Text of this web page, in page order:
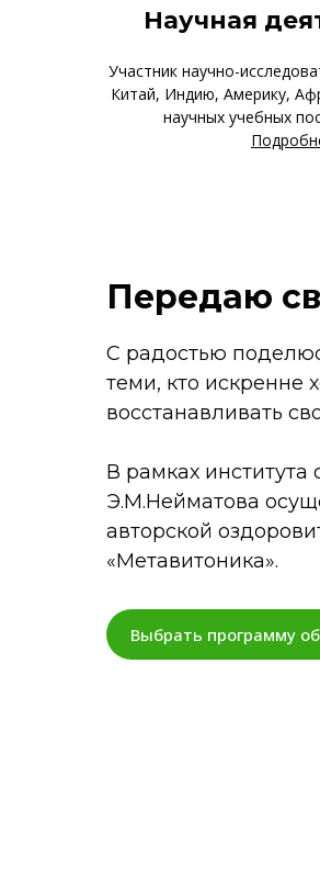
Научная
Участник научно-
Китай, Индию, Америку,
научных учебных
Передаю
С радостью
теми, кто искренне
восстанавливать
В рамках института
Э.М.Нейматова
авторской
«Метавитоника».
Выбрать программу